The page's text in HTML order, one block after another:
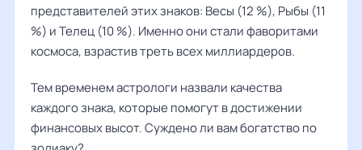
представителей этих знаков: Весы (12 %), Рыбы (11
%) и Телец (10 %). Именно они стали фаворитами
космоса, взрастив треть всех миллиардеров.
Тем временем астрологи назвали качества
каждого знака, которые помогут в достижении
финансовых высот. Суждено ли вам богатство по